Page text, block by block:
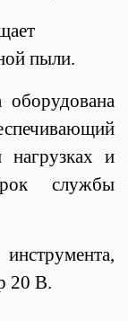
пыли.
нагрузках и
службы
20 В.